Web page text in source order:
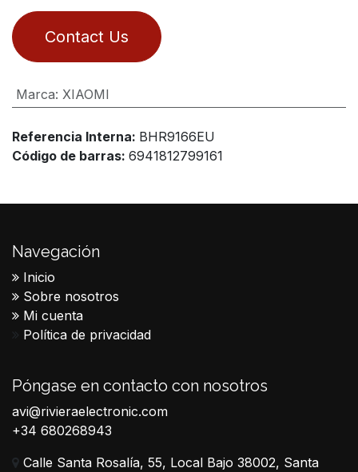
Contact Us
Marca: XIAOMI
Referencia Interna: BHR9166EU
Código de barras: 6941812799161
Navegación
Inicio
Sobre nosotros
Mi cuenta
Política de privacidad
Póngase en contacto con nosotros
avi@rivieraelectronic.com
+34 680268943
Calle Santa Rosalía, 55, Local Bajo 38002, Santa